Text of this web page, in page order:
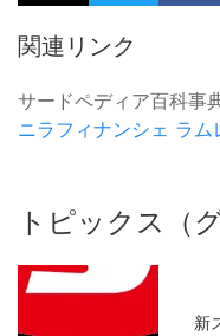
関連リンク
サードペディア百科事
ニラフィナンシェ ラム
トピックス（
新